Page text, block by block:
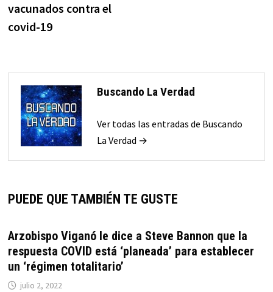
vacunados contra el
covid-19
Buscando La Verdad
Ver todas las entradas de Buscando
La Verdad →
PUEDE QUE TAMBIÉN TE GUSTE
Arzobispo Viganó le dice a Steve Bannon que la
respuesta COVID está ‘planeada’ para establecer
un ‘régimen totalitario’
julio 2, 2022